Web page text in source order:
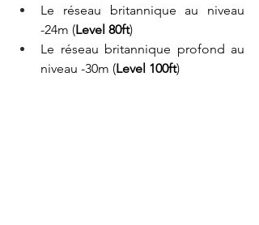
Le réseau britannique au niveau
-24m (Level 80ft)
Le réseau britannique profond au
niveau -30m (Level 100ft)